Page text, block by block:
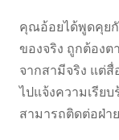
คุณอ้อยได้พูดคุยกั
ของจริง ถูกต้อง
จากสามีจริง แต่
ไปแจ้งความเรีย
สามารถติดต่อฝ่า